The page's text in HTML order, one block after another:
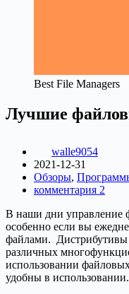
Best File Managers
Лучшие
walle9054
2021-12-31
Обзоры,
комментария 2
В наши дни управление
особенно если вы
файлами. Дистрибутивы
различных
использовании
удобны в использовании.